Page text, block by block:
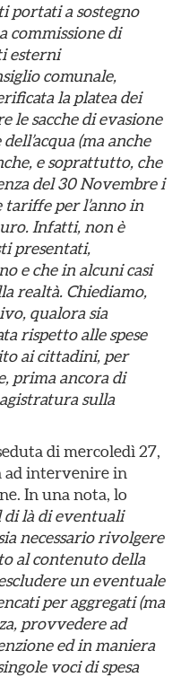
portati a sostegno
commissione di
esterni
comunale,
la platea dei
le sacche di evasione
(ma anche
e soprattutto, che
del 30 Novembre i
tariffe per l’anno in
Infatti, non è
presentati,
e che in alcuni casi
realtà. Chiediamo,
qualora sia
rispetto alle spese
ai cittadini, per
prima ancora di
sulla
di mercoledì 27,
ad intervenire in
In una nota, lo
di là di eventuali
necessario rivolgere
al contenuto della
un eventuale
per aggregati (ma
provvedere ad
ed in maniera
voci di spesa